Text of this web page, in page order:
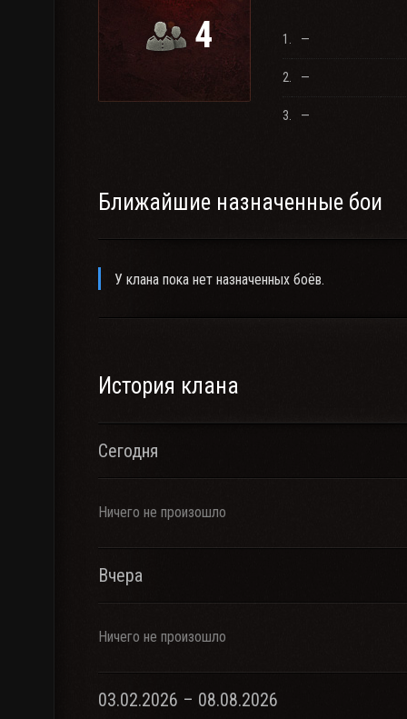
4 1. —
2. —
3. —
Ближайшие назначенные бои
У клана пока нет назначенных боёв.
История клана
Сегодня
Ничего не произошло
Вчера
Ничего не произошло
03.02.2026 – 08.08.2026